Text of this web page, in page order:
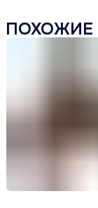
ПОХОЖИЕ